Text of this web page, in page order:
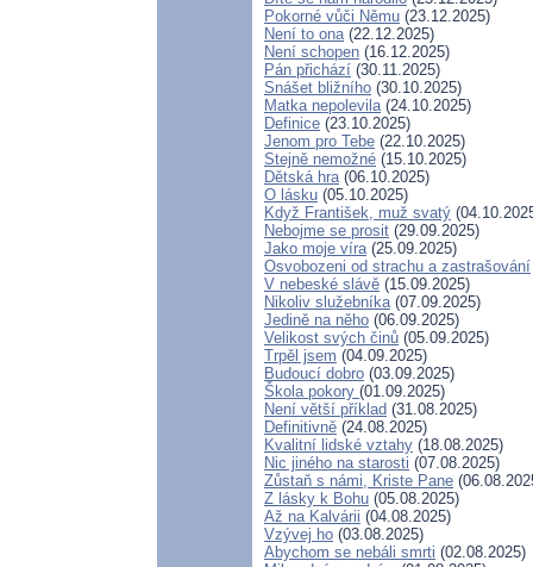
Pokorné vůči Němu (23.12.2025)
Není to ona(22.12.2025)
Není schopen (16.12.2025)
Pán přichází (30.11.2025)
Snášet bližního (30.10.2025)
Matka nepolevila(24.10.2025)
Definice (23.10.2025)
Jenom pro Tebe (22.10.2025)
Stejně nemožné (15.10.2025)
Dětská hra(06.10.2025)
O lásku (05.10.2025)
Když František, muž svatý
Nebojme se prosit (29.09.2025)
Jako moje víra(25.09.2025)
Osvobozeni od strachu a zastrašování
V nebeské slávě (15.09.2025)
Nikoliv služebníka(07.09.2025)
Jedině na něho (06.09.2025)
Velikost svých činů (05.09.2025)
Trpěl jsem (04.09.2025)
Budoucí dobro (03.09.2025)
Škola pokory (01.09.2025)
Není větší příklad (31.08.2025)
Definitivně (24.08.2025)
Kvalitní lidské vztahy (18.08.2025)
Nic jiného na starosti (07.08.2025)
Zůstaň s námi, Kriste Pane
Z lásky k Bohu (05.08.2025)
Až na Kalvárii (04.08.2025)
Vzývej ho (03.08.2025)
Abychom se nebáli smrti (02.08.2025)